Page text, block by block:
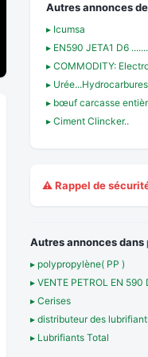
Autres annonces
▸ Icumsa
▸ EN590 JETA1 D6 .......
▸ COMMODITY:
▸
▸ bœuf carcasse
▸ Ciment Clincker..
⚠️ Rappel de
Autres annonces dans
▸ polypropylène( PP )
▸ VENTE PETROL EN 590
▸ Cerises
▸ distributeur des
▸ Lubrifiants Total